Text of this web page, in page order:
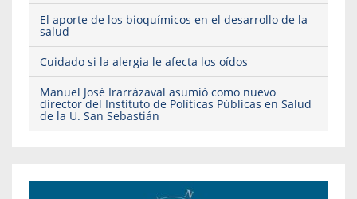
El aporte de los bioquímicos en el desarrollo de la
salud
Cuidado si la alergia le afecta los oídos
Manuel José Irarrázaval asumió como nuevo
director del Instituto de Políticas Públicas en Salud
de la U. San Sebastián